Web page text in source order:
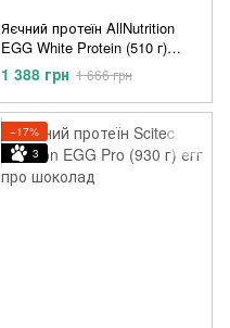
Яєчний протеїн AllNutrition
EGG White Protein (510 г)
Vanilla
1 388 грн 1 666 грн
−17%
3